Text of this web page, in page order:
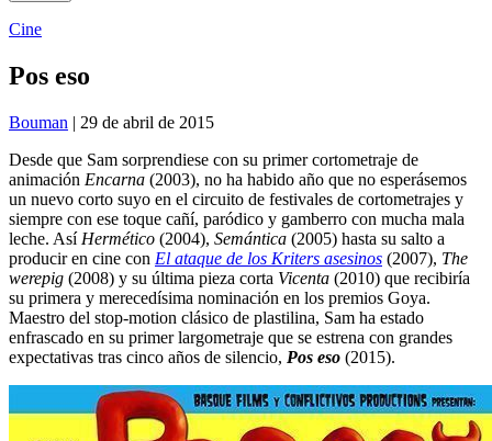
Cine
Pos eso
Bouman | 29 de abril de 2015
Desde que Sam sorprendiese con su primer cortometraje de
animación Encarna (2003), no ha habido año que no esperásemos
un nuevo corto suyo en el circuito de festivales de cortometrajes y
siempre con ese toque cañí, paródico y gamberro con mucha mala
leche. Así Hermético (2004), Semántica (2005) hasta su salto a
producir en cine con El ataque de los Kriters asesinos (2007), The
werepig (2008) y su última pieza corta Vicenta (2010) que recibiría
su primera y merecedísima nominación en los premios Goya.
Maestro del stop-motion clásico de plastilina, Sam ha estado
enfrascado en su primer largometraje que se estrena con grandes
expectativas tras cinco años de silencio, Pos eso (2015).